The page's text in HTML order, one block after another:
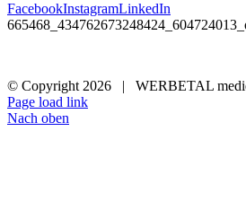
FacebookInstagramLinkedIn
© Copyright 2026 | WERBETAL
Page load link
Nach oben